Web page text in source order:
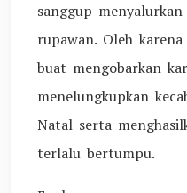
sanggup
rupawan. Oleh
buat mengobarkan
menelungkupkan
Natal serta
terlalu bertumpu.